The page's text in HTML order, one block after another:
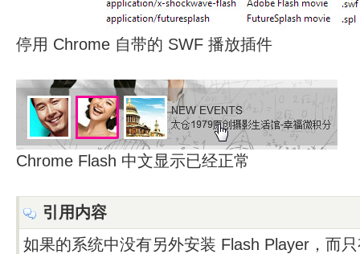
停用 Chrome 自带的 SWF 播放插件
Chrome Flash 中文显示已经正常
引用内容
如果的系统中没有另外安装 Flash Player，而